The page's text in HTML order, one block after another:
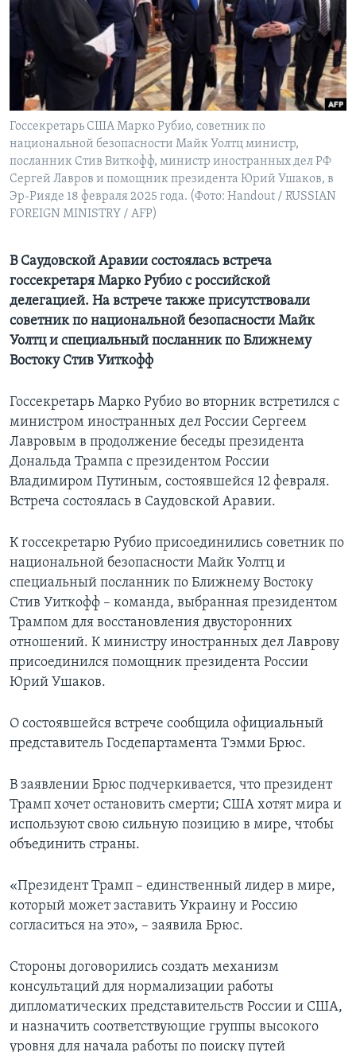
Learning English
СОЦИАЛЬНЫЕ СЕТИ
Языки
Госсекретарь США Марко Рубио, советник по
национальной безопасности Майк Уолтц министр,
посланник Стив Виткофф, министр иностранных дел РФ
Сергей Лавров и помощник президента Юрий Ушаков, в
Эр-Рияде 18 февраля 2025 года. (Фото: Handout / RUSSIAN
FOREIGN MINISTRY / AFP)
В Саудовской Аравии состоялась встреча
госсекретаря Марко Рубио с российской
делегацией. На встрече также присутствовали
советник по национальной безопасности Майк
Уолтц и специальный посланник по Ближнему
Востоку Стив Уиткофф
Госсекретарь Марко Рубио во вторник встретился с
министром иностранных дел России Сергеем
Лавровым в продолжение беседы президента
Дональда Трампа с президентом России
Владимиром Путиным, состоявшейся 12 февраля.
Встреча состоялась в Саудовской Аравии.
К госсекретарю Рубио присоединились советник по
национальной безопасности Майк Уолтц и
специальный посланник по Ближнему Востоку
Стив Уиткофф – команда, выбранная президентом
Трампом для восстановления двусторонних
отношений. К министру иностранных дел Лаврову
присоединился помощник президента России
Юрий Ушаков.
О состоявшейся встрече сообщила официальный
представитель Госдепартамента Тэмми Брюс.
В заявлении Брюс подчеркивается, что президент
Трамп хочет остановить смерти; США хотят мира и
используют свою сильную позицию в мире, чтобы
объединить страны.
«Президент Трамп – единственный лидер в мире,
который может заставить Украину и Россию
согласиться на это», – заявила Брюс.
Стороны договорились создать механизм
консультаций для нормализации работы
дипломатических представительств России и США,
и назначить соответствующие группы высокого
уровня для начала работы по поиску путей